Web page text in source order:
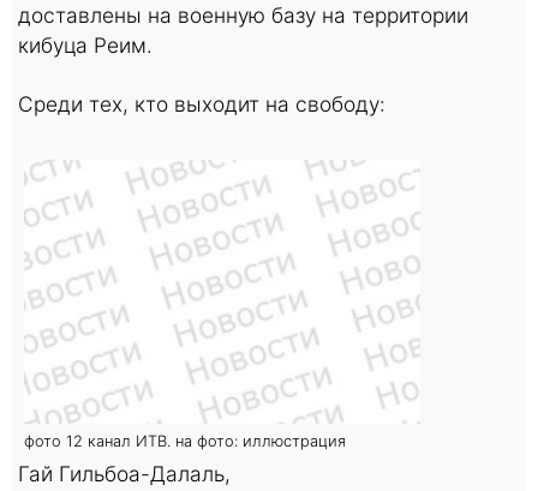
доставлены на военную базу на территории
кибуца Реим.
Среди тех, кто выходит на свободу:
фото 12 канал ИТВ. на фото: иллюстрация
Гай Гильбоа-Далаль,